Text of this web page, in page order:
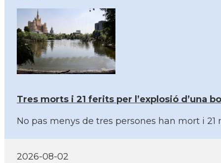
Tres morts i 21 ferits per l’explosió d’una
No pas menys de tres persones han mort i
2026-08-02